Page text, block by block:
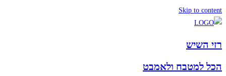
Skip to content
רזי השיש
הכל למטבח ולאמבט